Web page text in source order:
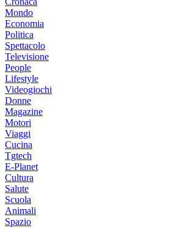
Mondo
Economia
Politica
Spettacolo
Televisione
People
Lifestyle
Videogiochi
Donne
Magazine
Motori
Viaggi
Cucina
Tgtech
E-Planet
Cultura
Salute
Scuola
Animali
Spazio